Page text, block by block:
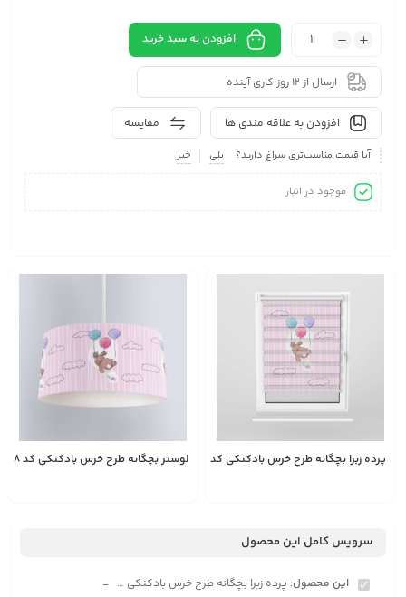
افزودن به سبد خرید
ارسال از 12 روز کاری آینده
مقایسه افزودن به علاقه مندی ها
آیا قیمت مناسب‌تری سراغ دارید؟ بلی خیر
موجود در انبار
پرده زبرا بچگانه طرح خرس بادکنکی کد A2238 لوستر بچگانه طرح خرس بادکنکی کد A2238
سرویس کامل این محصول
این محصول: پرده زبرا بچگانه طرح خرس بادکنکی کد A2238 -